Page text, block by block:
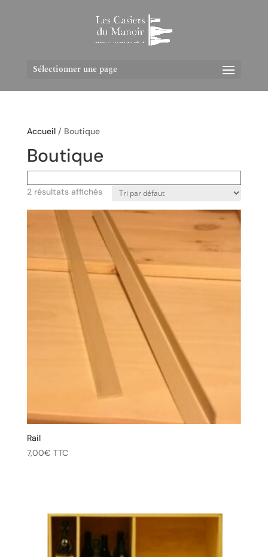
Sélectionner une page
Accueil/ Boutique
Boutique
2 résultats affichés
Rail
7,00€ TTC